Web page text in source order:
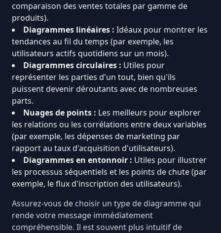
comparaison des ventes totales par gamme de
produits).
Diagrammes linéaires : Idéaux pour montrer les
tendances au fil du temps (par exemple, les
utilisateurs actifs quotidiens sur un mois).
Diagrammes circulaires : Utiles pour
représenter les parties d'un tout, bien qu'ils
puissent devenir déroutants avec de nombreuses
parts.
Nuages de points : Les meilleurs pour explorer
les relations ou les corrélations entre deux variables
(par exemple, les dépenses de marketing par
rapport au taux d'acquisition d'utilisateurs).
Diagrammes en entonnoir : Utiles pour illustrer
les processus séquentiels et les points de chute (par
exemple, le flux d'inscription des utilisateurs).
Assurez-vous de choisir un type de diagramme qui
rende votre message immédiatement
compréhensible. Il est souvent plus intuitif de